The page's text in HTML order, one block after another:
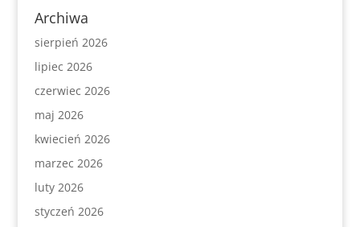
Archiwa
sierpień 2026
lipiec 2026
czerwiec 2026
maj 2026
kwiecień 2026
marzec 2026
luty 2026
styczeń 2026